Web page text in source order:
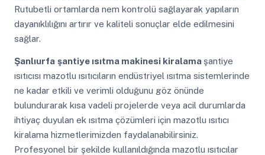
Rutubetli ortamlarda nem kontrolü sağlayarak yapıların
dayanıklılığını artırır ve kaliteli sonuçlar elde edilmesini
sağlar.
Şanlıurfa şantiye ısıtma makinesi kiralama şantiye
ısıtıcısı mazotlu ısıtıcıların endüstriyel ısıtma sistemlerinde
ne kadar etkili ve verimli olduğunu göz önünde
bulundurarak kısa vadeli projelerde veya acil durumlarda
ihtiyaç duyulan ek ısıtma çözümleri için mazotlu ısıtıcı
kiralama hizmetlerimizden faydalanabilirsiniz.
Profesyonel bir şekilde kullanıldığında mazotlu ısıtıcılar